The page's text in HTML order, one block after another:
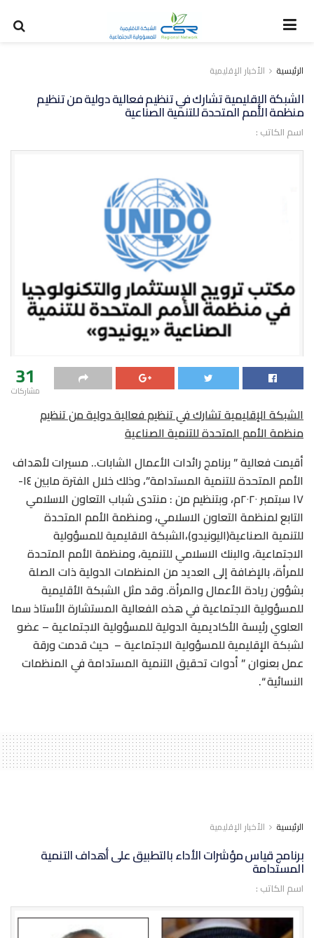
الرئيسية الأخبار الإقليمية
الشبكة الإقليمية تشارك في تنظيم فعالية دولية من تنظيم
منظمة الأمم المتحدة للتنمية الصناعية
اسم الكاتب :
31
مشاركات
الشبكة الإقليمية تشارك في تنظيم فعالية دولية من تنظيم
منظمة الأمم المتحدة للتنمية الصناعية
أقيمت فعالية ” برنامج رائدات الأعمال الشابات.. مسيرات لأهداف
الأمم المتحدة للتنمية المستدامة”، وذلك خلال الفترة مابين ١٤-
١٧ سبتمبر ٢٠٢٠م، وبتنظيم من : منتدى شباب التعاون الاسلامي
التابع لمنظمة التعاون الاسلامي، ومنظمة الأمم المتحدة
للتنمية الصناعية(اليونيدو)،الشبكة الاقليمية للمسؤولية
الاجتماعية، والبنك الاسلامي للتنمية، ومنظمة الأمم المتحدة
للمرأة، بالإضافة إلى العديد من المنظمات الدولية ذات الصلة
بشؤون ريادة الأعمال والمرأة. وقد مثل الشبكة الأقليمية
للمسؤولية الاجتماعية في هذه الفعالية المستشارة الأستاذ سما
العلوي رئيسة الأكاديمية الدولية للمسؤولية الاجتماعية – عضو
لشبكة الإقليمية للمسؤولية الاجتماعية – حيث قدمت ورقة
عمل بعنوان ” أدوات تحقيق التنمية المستدامة في المنظمات
النسائية “.
الرئيسية الأخبار الإقليمية
برنامج قياس مؤشرات الأداء بالتطبيق على أهداف التنمية
المستدامة
اسم الكاتب :